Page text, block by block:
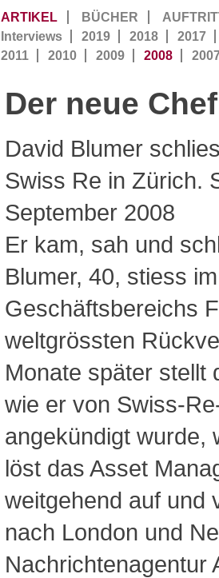
ARTIKEL BÜCHER
Interviews
2019 2018
2017
2011
2010 2009 2008
Der neue
David Blumer
Swiss Re in Zürich.
September 2008
Er kam, sah und
Blumer, 40, stiess
Geschäftsbereichs
weltgrössten
Monate später stellt
wie er von Swiss-
angekündigt wurde,
löst das Asset
weitgehend auf und
nach London und
Nachrichtenagentur